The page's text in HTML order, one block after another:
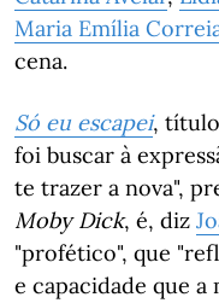
Maria Emília
cena.
Só eu escapei,
foi buscar à
te trazer a nova",
Moby Dick, é, diz
"profético", que
e capacidade que a